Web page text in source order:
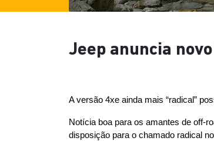
Jeep anuncia
A versão 4xe ainda mais “radical”
Notícia boa para os amantes de off-
disposição para o chamado radical